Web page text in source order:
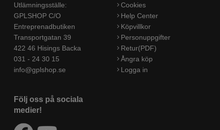
Utlämningsställe:
GPLSHOP C/O
Entreprenadbutiken
Transportgatan 39
422 46 Hisings Backa
031 - 24 30 15
info@gplshop.se
Följ oss på sociala
medier!
Cookies
Help Center
Köpvillkor
Personuppgifter
Retur(PDF)
Ångra köp
Logga in